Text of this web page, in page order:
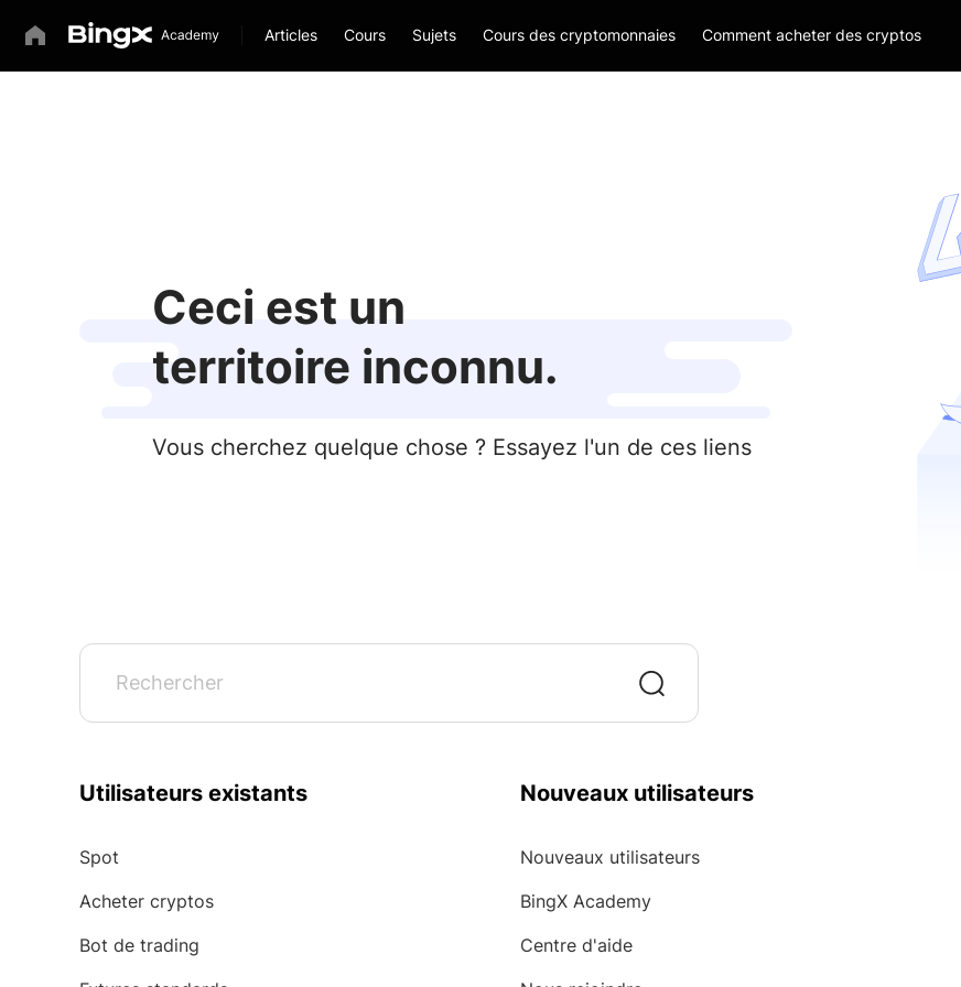
Articles Cours Sujets Cours des cryptomonnaies Comment acheter des cryptos
Ceci est un
territoire inconnu.
Vous cherchez quelque chose ? Essayez l'un de ces liens
Utilisateurs existants
Spot
Acheter cryptos
Bot de trading
Nouveaux utilisateurs
Nouveaux utilisateurs
BingX Academy
Centre d'aide